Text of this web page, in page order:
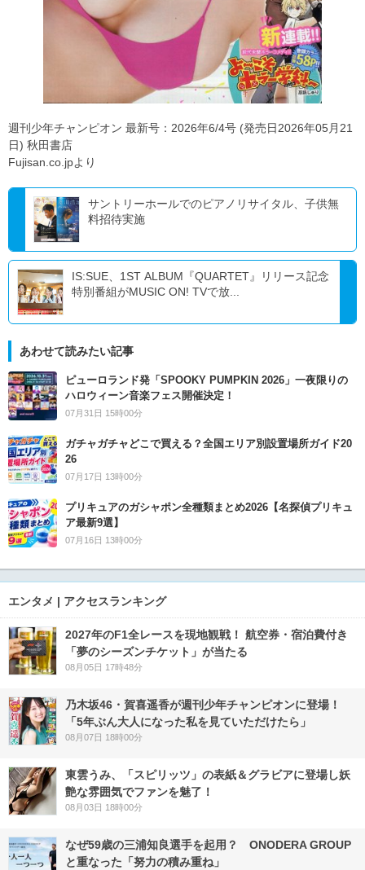
週刊少年チャンピオン 最新号：2026年6/4号 (発売日2026年05月21
日) 秋田書店
Fujisan.co.jpより
サントリーホールでのピアノリサイタル、子供無
料招待実施
IS:SUE、1ST ALBUM『QUARTET』リリース記念
特別番組がMUSIC ON! TVで放...
あわせて読みたい記事
ピューロランド発「SPOOKY PUMPKIN 2026」一夜限りの
ハロウィーン音楽フェス開催決定！
07月31日 15時00分
ガチャガチャどこで買える？全国エリア別設置場所ガイド20
26
07月17日 13時00分
プリキュアのガシャポン全種類まとめ2026【名探偵プリキュ
ア最新9選】
07月16日 13時00分
エンタメ | アクセスランキング
2027年のF1全レースを現地観戦！ 航空券・宿泊費付き
「夢のシーズンチケット」が当たる
08月05日 17時48分
乃木坂46・賀喜遥香が週刊少年チャンピオンに登場！
「5年ぶん大人になった私を見ていただけたら」
08月07日 18時00分
東雲うみ、「スピリッツ」の表紙＆グラビアに登場し妖
艶な雰囲気でファンを魅了！
08月03日 18時00分
なぜ59歳の三浦知良選手を起用？ ONODERA GROUP
と重なった「努力の積み重ね」